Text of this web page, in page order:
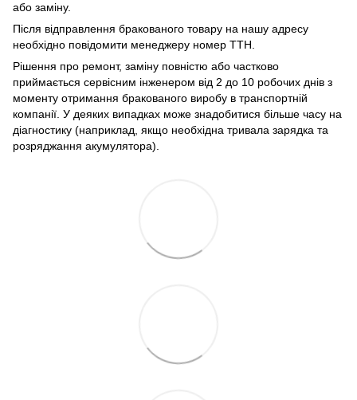
або заміну.
Після відправлення бракованого товару на нашу адресу
необхідно повідомити менеджеру номер ТТН.
Рішення про ремонт, заміну повністю або частково
приймається сервісним інженером від 2 до 10 робочих днів з
моменту отримання бракованого виробу в транспортній
компанії. У деяких випадках може знадобитися більше часу на
діагностику (наприклад, якщо необхідна тривала зарядка та
розряджання акумулятора).